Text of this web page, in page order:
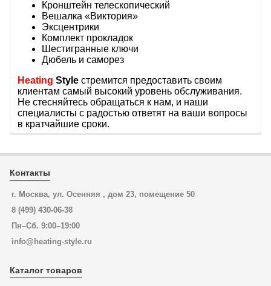
Кронштейн телескопический
Вешалка «Виктория»
Эксцентрики
Комплект прокладок
Шестигранные ключи
Дюбель и саморез
Heating Style стремится предоставить своим
клиентам самый высокий уровень обслуживания.
Не стесняйтесь обращаться к нам, и наши
специалисты с радостью ответят на ваши вопросы
в кратчайшие сроки.
Контакты
г. Москва, ул. Осенняя , дом 23, помещение 50
8 (499) 430-06-38
Пн–Сб. 9:00–19:00
info@heating-style.ru
Каталог товаров